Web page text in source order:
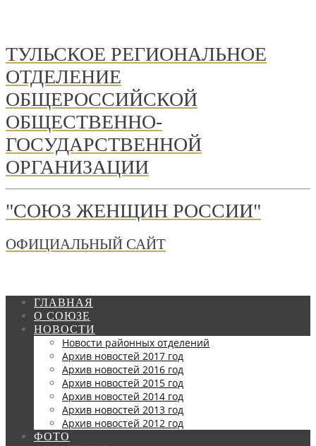
ТУЛЬСКОЕ РЕГИОНАЛЬНОЕ
ОТДЕЛЕНИЕ
ОБЩЕРОССИЙСКОЙ
ОБЩЕСТВЕННО-
ГОСУДАРСТВЕННОЙ
ОРГАНИЗАЦИИ
"СОЮЗ ЖЕНЩИН РОССИИ"
ОФИЦИАЛЬНЫЙ САЙТ
ГЛАВНАЯ
О СОЮЗЕ
НОВОСТИ
Новости районных отделений
Архив новостей 2017 год
Архив новостей 2016 год
Архив новостей 2015 год
Архив новостей 2014 год
Архив новостей 2013 год
Архив новостей 2012 год
ФОТО